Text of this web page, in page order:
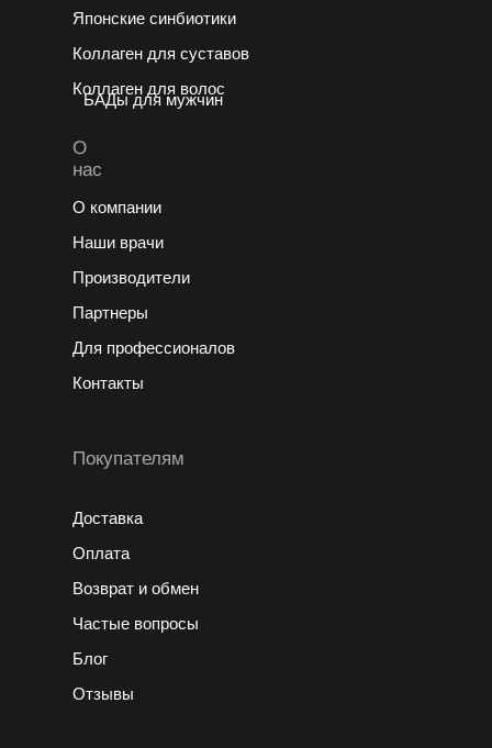
О
нас
Покупателям
О компании
Доставка
Наши врачи
Оплата
Производители
Возврат и обмен
Партнеры
Для профессионалов
Контакты
Частые вопросы
Блог
Отзывы
Японские cинбиотики
Коллаген для суставов
Коллаген для волос
БАДы для мужчин